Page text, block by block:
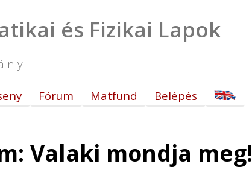
és Fizikai Lapok
Fórum Matfund Belépés
Valaki mondja meg!